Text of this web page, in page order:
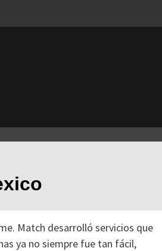
Match desarrolló servicios que
ya no siempre fue tan fácil,